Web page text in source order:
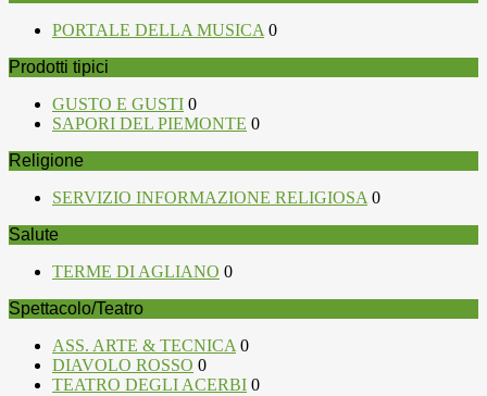
PORTALE DELLA MUSICA0
Prodotti tipici
GUSTO E GUSTI 0
SAPORI DEL PIEMONTE 0
Religione
SERVIZIO INFORMAZIONE RELIGIOSA0
Salute
TERME DI AGLIANO 0
Spettacolo/Teatro
ASS. ARTE & TECNICA0
DIAVOLO ROSSO 0
TEATRO DEGLI ACERBI 0